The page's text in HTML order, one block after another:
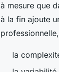
à mesure que
à la fin ajoute
la